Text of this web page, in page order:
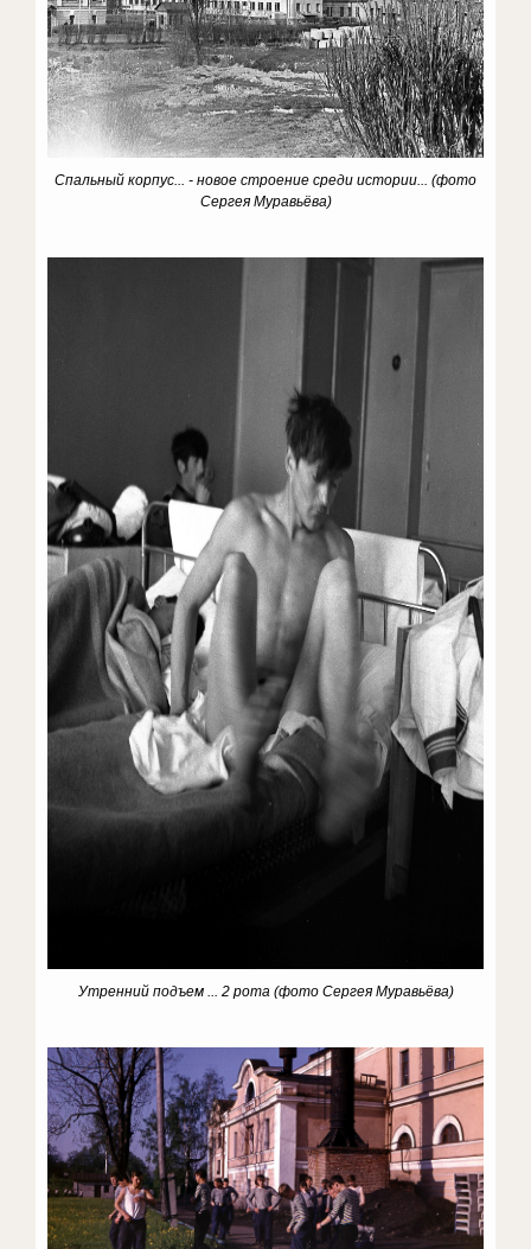
Спальный корпус... - новое строение среди истории... (фото
Сергея Муравьёва)
Утренний подъем ... 2 рота(фото Сергея Муравьёва)